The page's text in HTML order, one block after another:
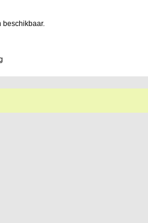
beschikbaar.